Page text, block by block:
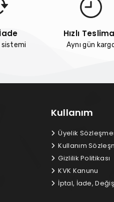
sistemi
Hızlı
Aynı gün
Kullanım
Üyelik
Kullanım
Gizlilik Politikası
KVK Kanunu
İptal, İade,